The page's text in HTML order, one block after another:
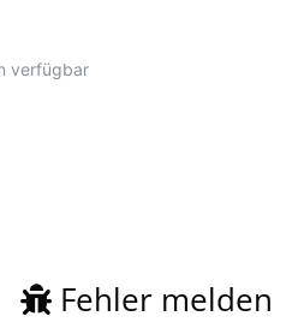
Fehler melden